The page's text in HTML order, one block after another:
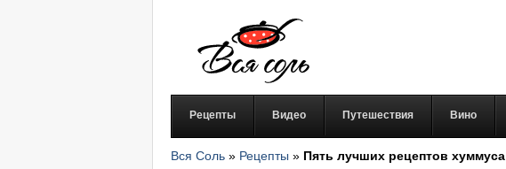
Рецепты Видео Путешествия Вино
Вся Соль » Рецепты » Пять лучших рецептов хуммуса